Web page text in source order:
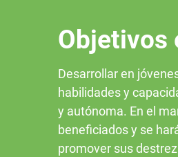
Objetivos
Desarrollar en
habilidades y
y autónoma. En el
beneficiados y se
promover sus